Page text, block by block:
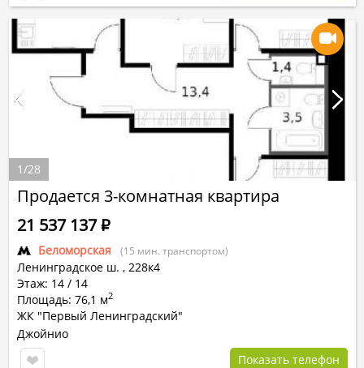
Продается 3-комнатная квартира
Беломорская (15 мин. транспортом)
Ленинградское ш. , 228к4
Этаж: 14 / 14
Площадь: 76,1 м2
ЖК "Первый Ленинградский"
21 537 137Р
Джойнио
Показать телефон
1/28